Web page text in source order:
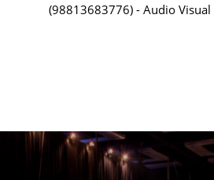
98813683776 Audio Visual